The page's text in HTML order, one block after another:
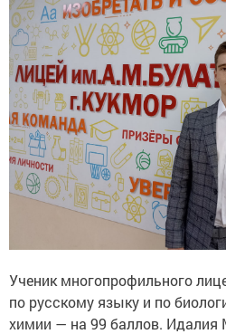
Ученик многопрофильного
по русскому языку и по
химии — на 99 баллов. Идалия